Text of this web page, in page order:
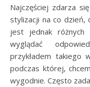
Najczęściej zdarza się tak, że potrzebujemy inspiracji do
stylizacji na co dzień,
jest jednak różnych
wyglądać
przykładem takiego
podczas której,
wygodnie. Często